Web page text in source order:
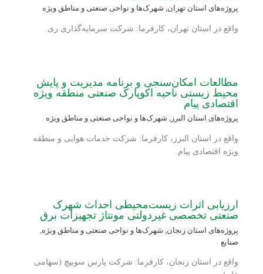
پروژه‌های استان تهران, شهرک‌ها و نواحی صنعتی و مناطق ویژه
واقع در استان تهران، کارفرما: شرکت سرمایه‌گذاری ری.
مطالعات امکان‌سنجی و برنامه مدیریت و پایش
محیط زیستی ناحیه اکوپارک صنعتی منطقه ویژه
اقتصادی پیام
پروژه‌های استان البرز , شهرک‌ها و نواحی صنعتی و مناطق ویژه
واقع در استان البرز، کارفرما: شرکت خدمات هوایی و منطقه
ویژه اقتصادی پیام.
ارزیابی اثرات زیست‌محیطی احداث شهرک
صنعتی تخصصی غیردولتی مونتاژ تجهیزات برق
پروژه‌های استان زنجان شهرک‌ها و نواحی صنعتی و مناطق ویژه
صنایع
واقع در استان زنجان، کارفرما: شرکت پارس سوییچ (سهامی